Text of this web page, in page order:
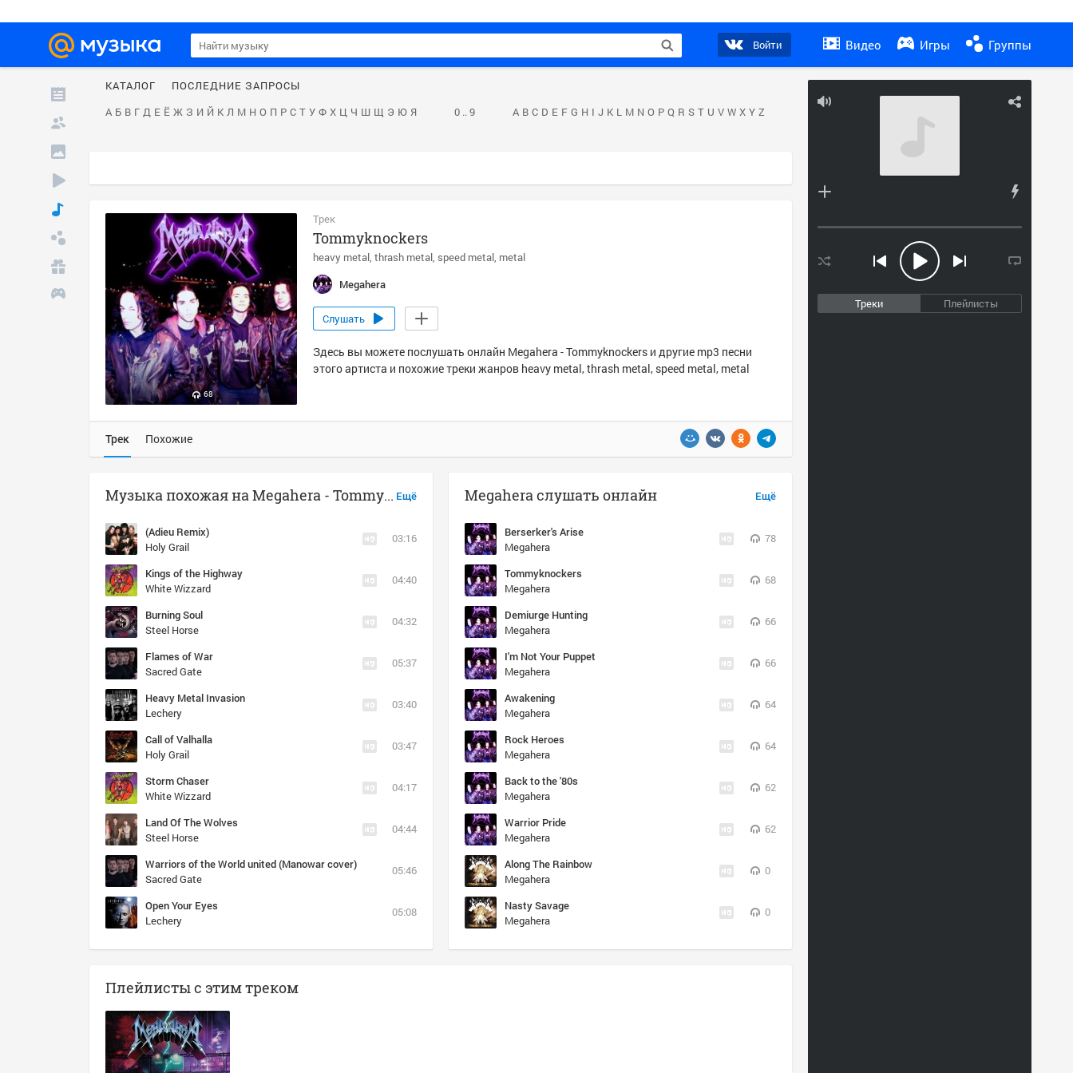
Войти Видео Игры Группы
Треки Плейлисты
КАТАЛОГ
ПОСЛЕДНИЕ ЗАПРОСЫ
А Б В Г Д Е Ё Ж З И Й К Л М Н О П Р С Т У Ф Х Ц Ч Ш Щ Э Ю Я 0 .. 9 A B C D E F G H I J K L M N O P Q R S T U V W X Y Z
68
Трек
Tommyknockers
heavy metal thrash metal speed metal metal
Megahera
Слушать
Здесь вы можете послушать онлайн Megahera - Tommyknockers и другие mp3 песни
этого артиста и похожие треки жанров heavy metal, thrash metal, speed metal, metal
Трек Похожие
Ещё
Музыка похожая на Megahera - Tommyknockers
(Adieu Remix)
Holy Grail
03:16
Kings of the Highway
White Wizzard
04:40
Burning Soul
Steel Horse
04:32
Flames of War
Sacred Gate
05:37
Heavy Metal Invasion
Lechery
03:40
Call of Valhalla
Holy Grail
03:47
Storm Chaser
White Wizzard
04:17
Land Of The Wolves
Steel Horse
04:44
Warriors of the World united (Manowar cover)
Sacred Gate
05:46
Open Your Eyes
Lechery
05:08
Ещё
Megahera слушать онлайн
Berserker's Arise
Megahera
78
Tommyknockers
Megahera
68
Demiurge Hunting
Megahera
66
I'm Not Your Puppet
Megahera
66
Awakening
Megahera
64
Rock Heroes
Megahera
64
Back to the '80s
Megahera
62
Warrior Pride
Megahera
62
Along The Rainbow
Megahera
0
Nasty Savage
Megahera
0
Плейлисты с этим треком